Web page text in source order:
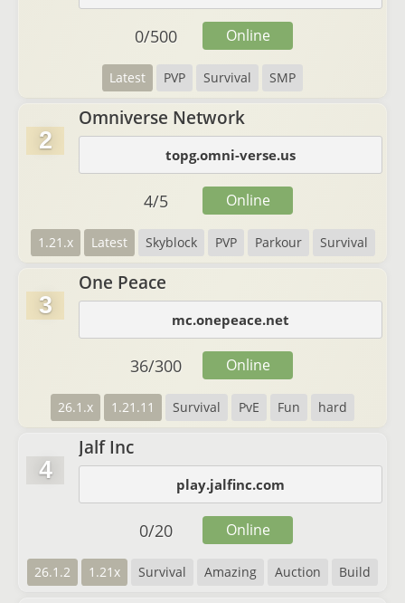
Latest PVP Survival SMP
0/500 Online
2
Omniverse Network
topg.omni-verse.us
1.21.x Latest Skyblock PVP Parkour Survival
4/5 Online
3
One Peace
mc.onepeace.net
26.1.x 1.21.11 Survival PvE Fun hard
36/300 Online
4
Jalf Inc
play.jalfinc.com
26.1.2 1.21x Survival Amazing Auction Build
0/20 Online